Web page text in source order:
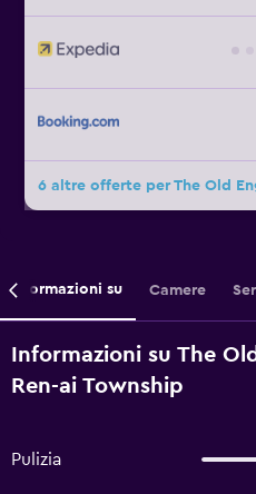
6 altre offerte per The Old
Informazioni su Camere
Informazioni su The
Ren-ai Township
Pulizia